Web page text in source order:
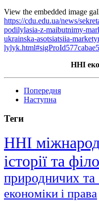
View the embedded image
https://cdu.edu.ua/news/
podilylasia-z-maibutnimy-
ukrainska-asotsiatsiia-
ННІ
Попередня
Наступна
Теги
ННІ
історії та
природничих та
економіки і права